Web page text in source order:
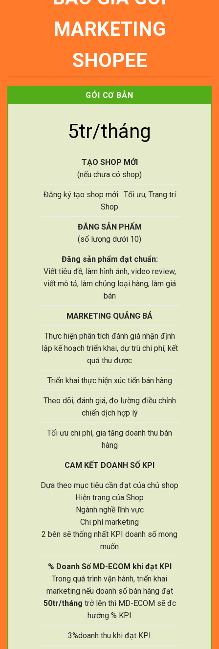
MARKETING
SHOPEE
GÓI CƠ BẢN
5tr/tháng
TẠO SHOP MỚI
(nếu chưa có shop)
Đăng ký tạo shop mới . Tối ưu, Trang trí
Shop
ĐĂNG SẢN PHẨM
(số lượng dưới 10)
Đăng sản phẩm đạt chuẩn:
Viết tiêu đề, làm hình ảnh, video review,
viết mô tả, làm chủng loại hàng, làm giá
bán
MARKETING QUẢNG BÁ
Thực hiện phân tích đánh giá nhận định
lập kế hoạch triển khai, dự trù chi phí, kết
quả thu được
Triển khai thực hiện xúc tiến bán hàng
Theo dõi, đánh giá, đo lường điều chỉnh
chiến dịch hợp lý
Tối ưu chi phí, gia tăng doanh thu bán
hàng
CAM KẾT DOANH SỐ KPI
Dựa theo mục tiêu cần đạt của chủ shop
Hiện trạng của Shop
Ngành nghề lĩnh vực
Chi phí marketing
2 bên sẽ thống nhất KPI doanh số mong
muốn
% Doanh Số MD-ECOM khi đạt KPI
Trong quá trình vận hành, triển khai
marketing nếu doanh số bán hàng đạt
50tr/tháng trở lên thì MD-ECOM sẽ đc
hưởng % KPI
3%doanh thu khi đạt KPI